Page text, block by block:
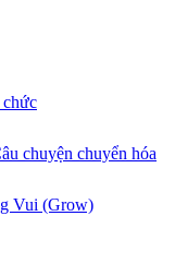
chuyện chuyển hóa
Vui (Grow)